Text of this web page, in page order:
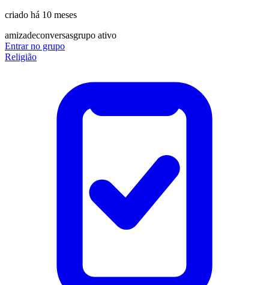
criado há 10 meses
amizadeconversasgrupo ativo
Entrar no grupo
Religião